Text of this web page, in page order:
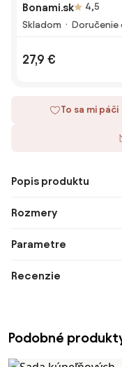
Bonami.sk 4,5
Skladom
Doručenie
27,9 €
To sa mi páči
Popis produktu
Rozmery
Parametre
Recenzie
Podobné